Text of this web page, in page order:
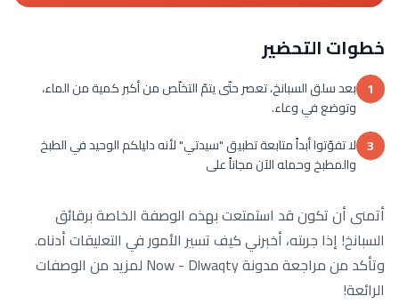
خطوات التحضير
1 بعد سلق السبانخ، تعصر حتّى يتمّ التخلّص من أكبر كمية من الماء،
وتوضع في وعاء.
3 لا تفوّتوا أبداً متابعة تطبيق "سيدتي" لأنه دليلكم الوحيد في الطبخ
والمطبخ وحمله الآن مجاناً على
أتمنى أن تكون قد استمتعت بهذه الوصفة الخاصة برقائق
السبانخ! إذا جربته، أخبرني كيف تسير الأمور في التعليقات أدناه.
وتأكد من مراجعة مدونة Now - Dlwaqty لمزيد من الوصفات
الرائعة!